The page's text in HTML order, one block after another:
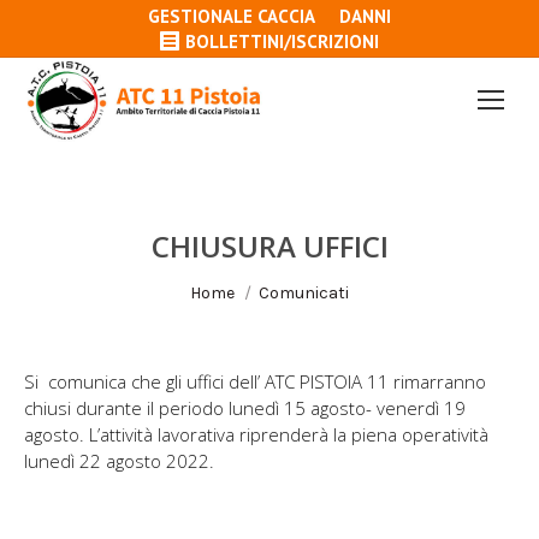
GESTIONALE CACCIA
DANNI
BOLLETTINI/ISCRIZIONI
CHIUSURA UFFICI
Tu sei qui:
Home Comunicati
Si comunica che gli uffici dell’ ATC PISTOIA 11 rimarranno
chiusi durante il periodo lunedì 15 agosto- venerdì 19
agosto. L’attività lavorativa riprenderà la piena operatività
lunedì 22 agosto 2022.